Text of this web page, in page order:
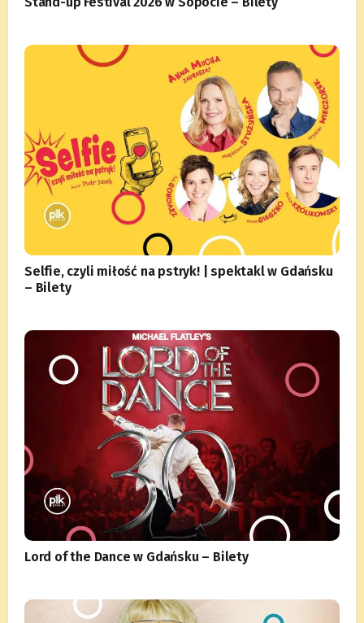
Selfie, czyli miłość na pstryk! | spektakl w Gdańsku
– Bilety
Lord of the Dance w Gdańsku – Bilety